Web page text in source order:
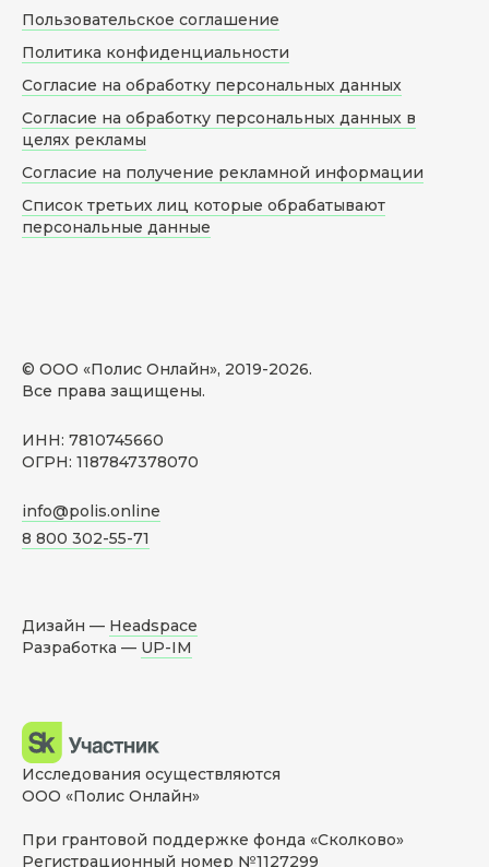
© ООО «Полис Онлайн», 2019-2026.
Все права защищены.
ИНН: 7810745660
ОГРН: 1187847378070
info@polis.online
8 800 302-55-71
Пользовательское соглашение
Политика конфиденциальности
Согласие на обработку персональных данных
Согласие на обработку персональных данных в
целях рекламы
Согласие на получение рекламной информации
Список третьих лиц которые обрабатывают
персональные данные
Дизайн — Headspace
Разработка — UP-IM
Исследования осуществляются
ООО «Полис Онлайн»
При грантовой поддержке фонда «Сколково»
Регистрационный номер №1127299